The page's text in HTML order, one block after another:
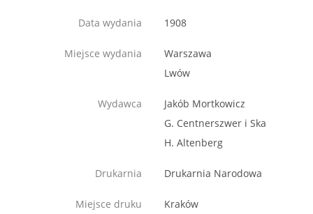
Data wydania 1908
Miejsce wydania
Warszawa
Lwów
Wydawca
Jakób Mortkowicz
G. Centnerszwer i Ska
H. Altenberg
Drukarnia Drukarnia Narodowa
Miejsce druku Kraków